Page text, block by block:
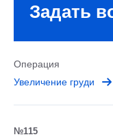
Задать
Операция
Увеличение груди
№115